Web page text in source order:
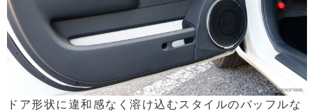
ドア形状に違和感なく溶け込むスタイルのバッフルな